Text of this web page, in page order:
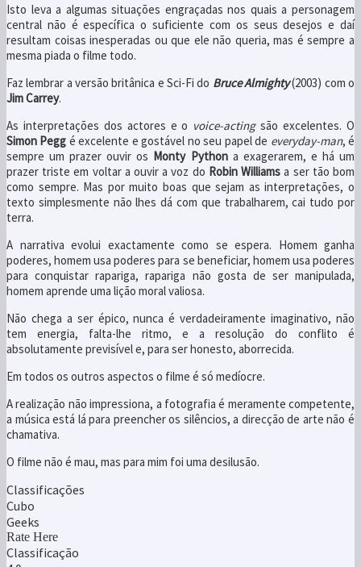
As interpretações dos actores e ovoice-actingsão excelentes. O
Simon Peggé excelente e gostável no seu papel deeveryday-man, é
sempre um prazer ouvir os Monty Pythona exagerarem, e há um
prazer triste em voltar a ouvir a voz do
como sempre. Mas por muito boas que sejam as interpretações, o
texto simplesmente não lhes dá com que trabalharem, cai tudo por
A narrativa evolui exactamente como se espera. Homem ganha
poderes, homem usa poderes para se beneficiar, homem usa poderes
para conquistar rapariga, rapariga não gosta de ser manipulada,
homem aprende uma lição moral valiosa.
Não chega a ser épico, nunca é verdadeiramente imaginativo, não
tem energia, falta-lhe ritmo, e a resolução do conflito é
absolutamente previsível e, para ser honesto, aborrecida.
Em todos os outros aspectos o filme é só medíocre.
A realização não impressiona, a fotografia é meramente competente,
a música está lá para preencher os silêncios, a direcção de arte não é
chamativa.
O filme não é mau, mas para mim foi uma desilusão.
Classificações
Cubo
Geeks
Rate Here
4.0
4.0
Classificação do Cubo
—
Classificação dos Geeks
You have rated this